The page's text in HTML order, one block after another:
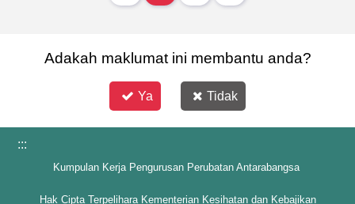
Adakah maklumat ini membantu anda?
Ya Tidak
:::
Kumpulan Kerja Pengurusan Perubatan Antarabangsa
Hak Cipta Terpelihara Kementerian Kesihatan dan Kebajikan